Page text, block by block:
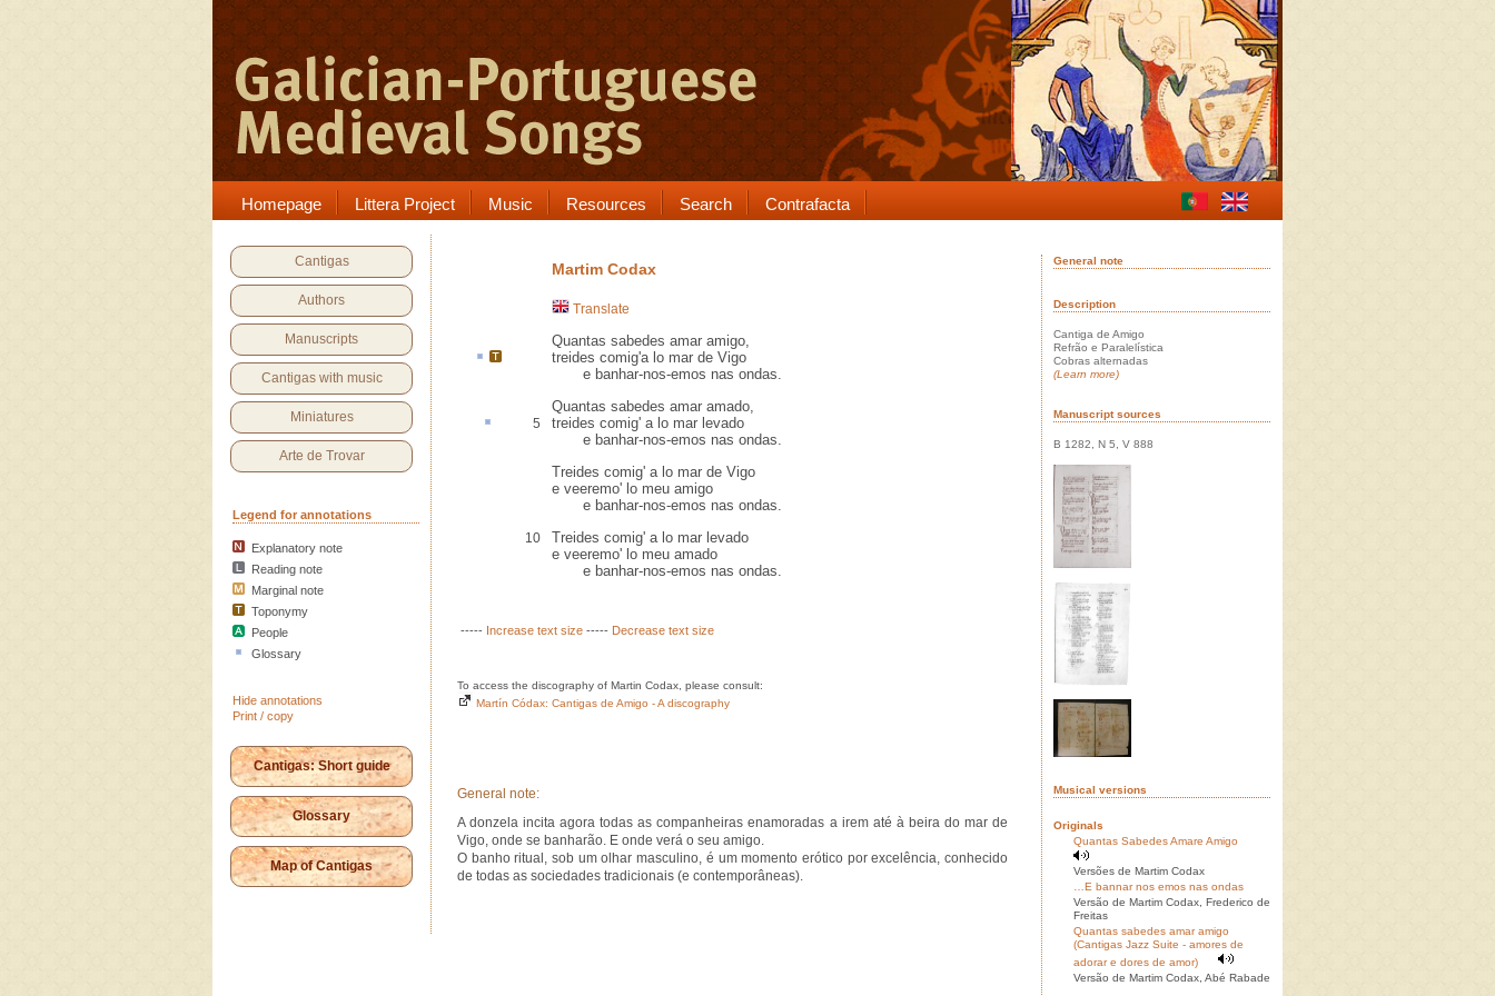
Homepage Littera Project Music Resources Search Contrafacta
Cantigas
Authors
Manuscripts
Cantigas with music
Miniatures
Arte de Trovar
Legend for annotations
Explanatory note
Reading note
Marginal note
Toponymy
People
Glossary
Hide annotations
Print / copy
Cantigas: Short guide
Glossary
Map of Cantigas
Martim Codax
Translate
Quantas sabedes amar amigo,
treides comig'a lo mar de Vigo
e banhar-nos-emos nas ondas.
Quantas sabedes amar amado,
5 treides comig' a lo mar levado
e banhar-nos-emos nas ondas.
Treides comig' a lo mar de Vigo
e veeremo' lo meu amigo
e banhar-nos-emos nas ondas.
10
Treides comig' a lo mar levado
e veeremo' lo meu amado
e banhar-nos-emos nas ondas.
----- Increase text size ----- Decrease text size
To access the discography of Martin Codax, please consult:
Martín Códax: Cantigas de Amigo - A discography
General note:
A donzela incita agora todas as companheiras enamoradas a irem até à beira do mar de
Vigo, onde se banharão. E onde verá o seu amigo.
O banho ritual, sob um olhar masculino, é um momento erótico por excelência, conhecido
de todas as sociedades tradicionais (e contemporâneas).
General note
Description
Cantiga de Amigo
Refrão e Paralelística
Cobras alternadas
(Learn more)
Manuscript sources
B 1282, N 5, V 888
Musical versions
Originals
Quantas Sabedes Amare Amigo
Versões de Martim Codax
…E bannar nos emos nas ondas
Versão de Martim Codax, Frederico de
Freitas
Quantas sabedes amar amigo
(Cantigas Jazz Suite - amores de
adorar e dores de amor)
Versão de Martim Codax, Abé Rabade